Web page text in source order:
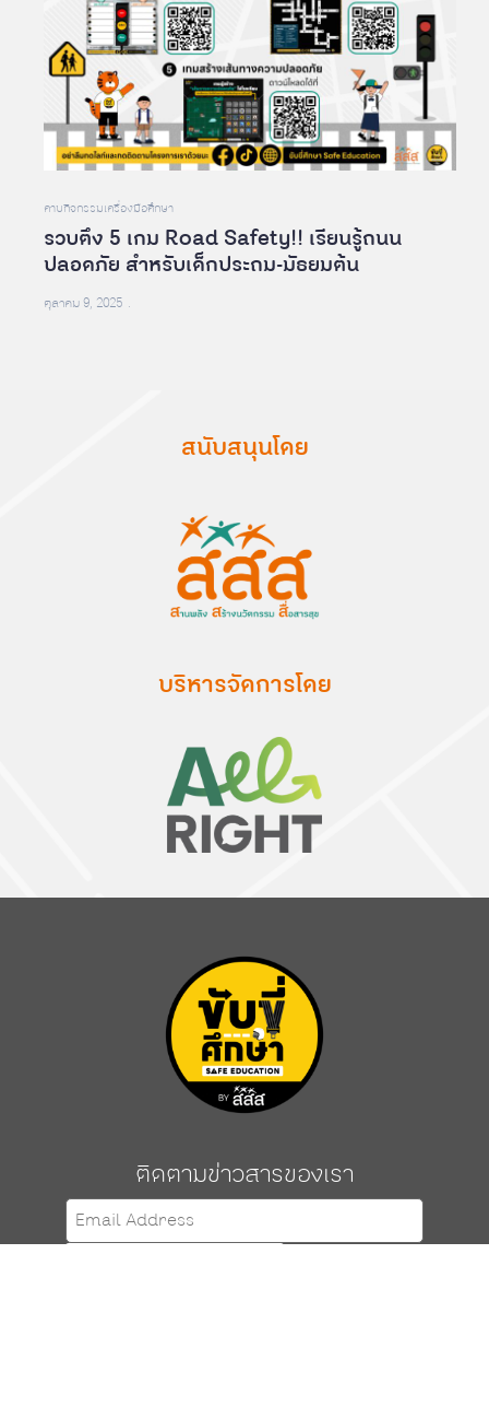
คาบกิจกรรมเครื่องมือศึกษา
รวบตึง 5 เกม Road Safety!! เรียนรู้ถนน
ปลอดภัย สำหรับเด็กประถม-มัธยมต้น
ตุลาคม 9, 2025
สนับสนุนโดย
บริหารจัดการโดย
ติดตามข่าวสารของเรา